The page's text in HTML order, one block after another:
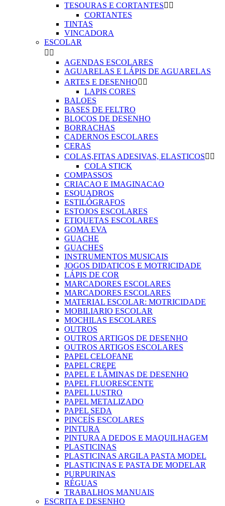
TESOURAS E CORTANTES 
CORTANTES
TINTAS
VINCADORA
ESCOLAR
 
AGENDAS ESCOLARES
AGUARELAS E LÁPIS DE AGUARELAS
ARTES E DESENHO 
LAPIS CORES
BALOES
BASES DE FELTRO
BLOCOS DE DESENHO
BORRACHAS
CADERNOS ESCOLARES
CERAS
COLAS,FITAS ADESIVAS, ELASTICOS 
COLA STICK
COMPASSOS
CRIACAO E IMAGINACAO
ESQUADROS
ESTILÓGRAFOS
ESTOJOS ESCOLARES
ETIQUETAS ESCOLARES
GOMA EVA
GUACHE
GUACHES
INSTRUMENTOS MUSICAIS
JOGOS DIDATICOS E MOTRICIDADE
LÁPIS DE COR
MARCADORES ESCOLARES
MARCADORES ESCOLARES
MATERIAL ESCOLAR: MOTRICIDADE
MOBILIARIO ESCOLAR
MOCHILAS ESCOLARES
OUTROS
OUTROS ARTIGOS DE DESENHO
OUTROS ARTIGOS ESCOLARES
PAPEL CELOFANE
PAPEL CREPE
PAPEL E LÂMINAS DE DESENHO
PAPEL FLUORESCENTE
PAPEL LUSTRO
PAPEL METALIZADO
PAPEL SEDA
PINCEÍS ESCOLARES
PINTURA
PINTURA A DEDOS E MAQUILHAGEM
PLASTICINAS
PLASTICINAS ARGILA PASTA MODEL
PLASTICINAS E PASTA DE MODELAR
PURPURINAS
RÉGUAS
TRABALHOS MANUAIS
ESCRITA E DESENHO